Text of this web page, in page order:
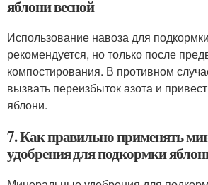
яблони весной
Использование навоза для
рекомендуется, но только после
компостирования. В противном
вызвать переизбыток азота и
яблони.
7. Как правильно применять
удобрения для подкормки